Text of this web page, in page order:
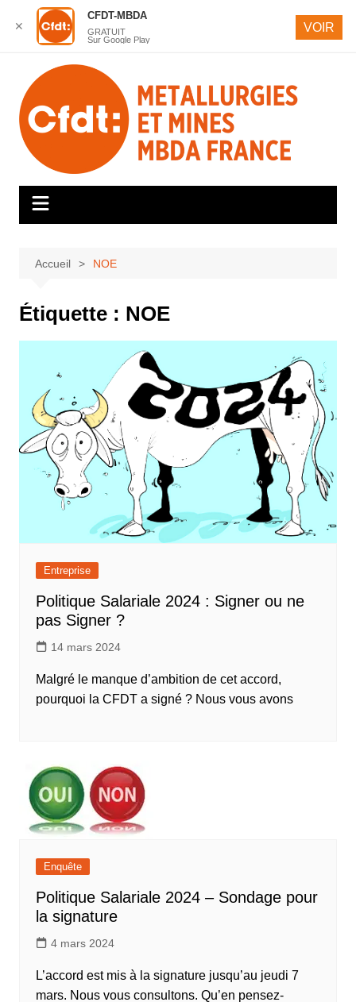
contenu
Accueil NOE
Étiquette : NOE
Entreprise
Politique Salariale 2024 : Signer ou ne
pas Signer ?
14 mars 2024
Malgré le manque d’ambition de cet accord,
pourquoi la CFDT a signé ? Nous vous avons
Enquête
Politique Salariale 2024 – Sondage pour
la signature
4 mars 2024
L’accord est mis à la signature jusqu’au jeudi 7
mars. Nous vous consultons. Qu’en pensez-
✕
CFDT-MBDA
GRATUIT
Sur Google Play
VOIR